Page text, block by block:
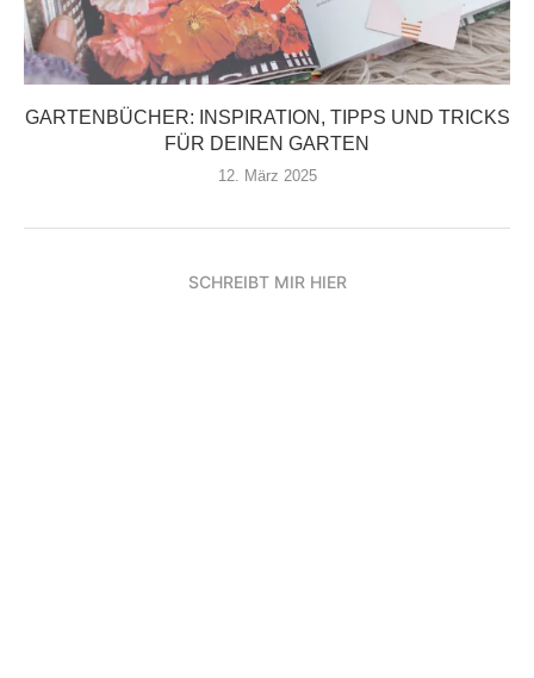
GARTENBÜCHER: INSPIRATION, TIPPS UND TRICKS
FÜR DEINEN GARTEN
12. März 2025
SCHREIBT MIR HIER